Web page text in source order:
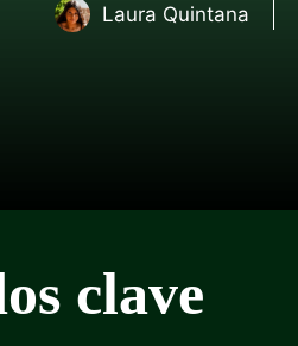
Laura Quintana
clave